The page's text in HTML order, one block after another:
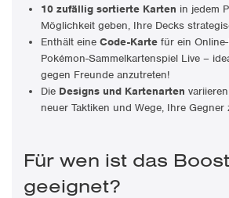
10 zufällig sortierte Karten in jedem
Möglichkeit geben, Ihre Decks
Enthält eine Code-Karte für ein
Pokémon-Sammelkartenspiel Live –
gegen Freunde anzutreten!
Die Designs und Kartenarten
neuer Taktiken und Wege, Ihre Gegner
Für wen ist das
geeignet?